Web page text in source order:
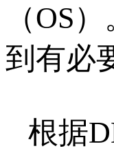
（OS
到有必
根据